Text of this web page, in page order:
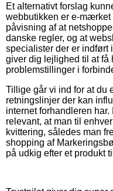
Et alternativt forslag
webbutikken er e-
påvisning af at
danske regler, og at
specialister der er
giver dig lejlighed til at få
problemstillinger i
Tillige går vi ind for at du
retningslinjer der kan
internet forhandleren
relevant, at man til
kvittering, således man
shopping af
på udkig efter et produkt